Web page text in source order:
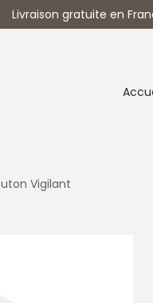
Livraison gratuite en
Vigilant